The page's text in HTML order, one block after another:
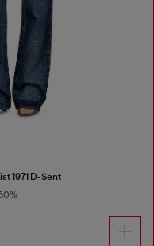
1971 D-Sent